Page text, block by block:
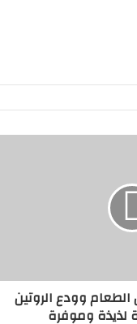
وودع الروتين
لذيذة وموفرة